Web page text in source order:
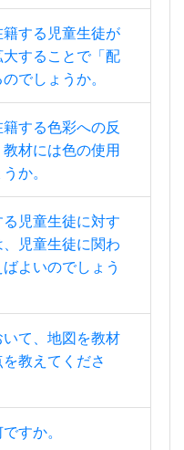
する児童生徒が
することで「配
でしょうか。
する色彩への反
材には色の使用
か。
児童生徒に対す
児童生徒に関わ
よいのでしょう
て、地図を教材
教えてくださ
すか。